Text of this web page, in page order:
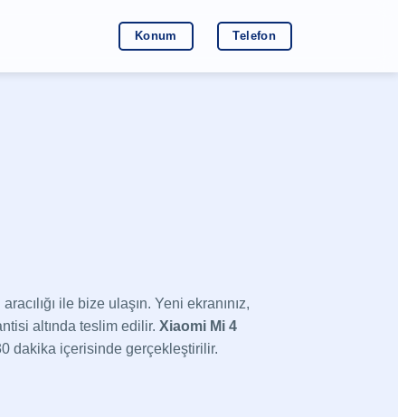
Konum Telefon
ile bize ulaşın. Yeni ekranınız,
altında teslim edilir. Xiaomi Mi 4
dakika içerisinde gerçekleştirilir.